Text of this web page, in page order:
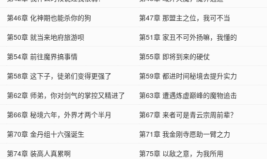
第46章 化神期也能杀你的狗 第47章 那盟主之位，我可不当
第50章 就当来地府旅游呗 第51章 家丑不可外扬嘛，我懂的
第54章 前往魔界搞事情 第55章 即将到来的硬仗
第58章 这下子，徒弟们变得更强了 第59章 都进时间秘境去提升实力
第62章 师弟，你对剑气的掌控又精进了 第63章 遭遇炼虚巅峰的魔物追击
第66章 秘境六年，外界才两个半月 第67章 来者可是青云宗周前辈？
第70章 金丹组十六强诞生 第71章 我金刚寺愿助一臂之力
第74章 装高人真累啊 第75章 以敌之意，为我所用